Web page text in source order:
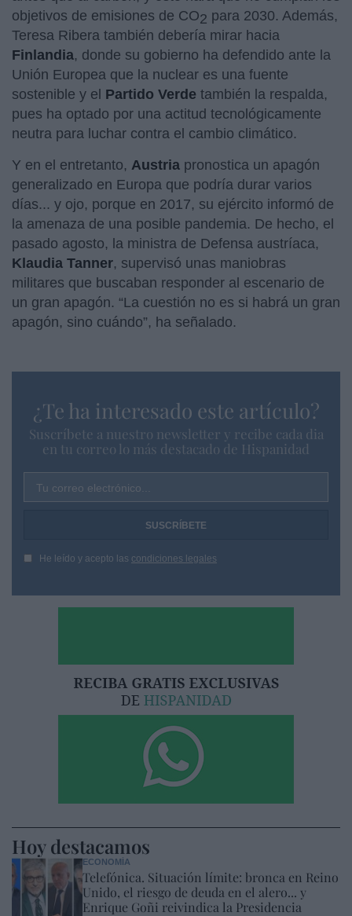
objetivos de emisiones de CO2 para 2030. Además,
Teresa Ribera también debería mirar hacia
Finlandia, donde su gobierno ha defendido ante la
Unión Europea que la nuclear es una fuente
sostenible y el Partido Verde también la respalda,
pues ha optado por una actitud tecnológicamente
neutra para luchar contra el cambio climático.
Y en el entretanto, Austria pronostica un apagón
generalizado en Europa que podría durar varios
días... y ojo, porque en 2017, su ejército informó de
la amenaza de una posible pandemia. De hecho, el
pasado agosto, la ministra de Defensa austríaca,
Klaudia Tanner, supervisó unas maniobras
militares que buscaban responder al escenario de
un gran apagón. “La cuestión no es si habrá un gran
apagón, sino cuándo”, ha señalado.
¿Te ha interesado este artículo?
Suscríbete a nuestro newsletter y recibe cada dia
en tu correo lo más destacado de Hispanidad
Tu correo electrónico...
He leído y acepto las condiciones legales
Hoy destacamos
ECONOMÍA
Telefónica. Situación límite: bronca en Reino
Unido, el riesgo de deuda en el alero... y
Enrique Goñi reivindica la Presidencia